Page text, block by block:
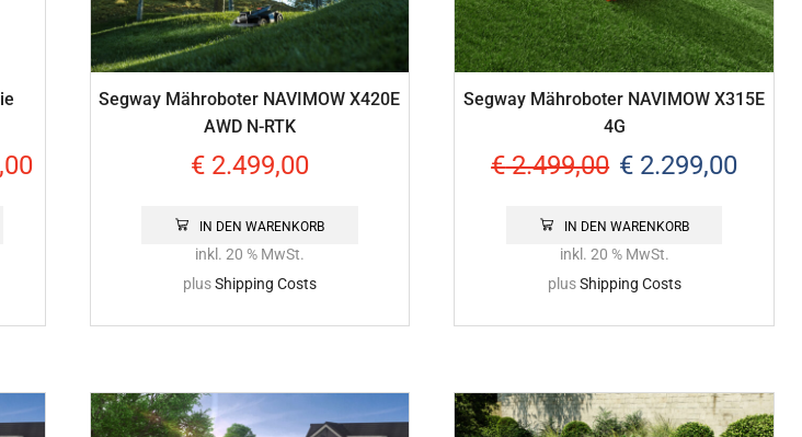
Segway Mähroboter NAVIMOW X420E
AWD N-RTK
€2.499,00
IN DEN WARENKORB
inkl. 20 % MwSt.
plusShipping Costs
Segway Mähroboter NAVIMOW X315E
4G
€2.499,00 € 2.299,00
IN DEN WARENKORB
inkl. 20 % MwSt.
plusShipping Costs